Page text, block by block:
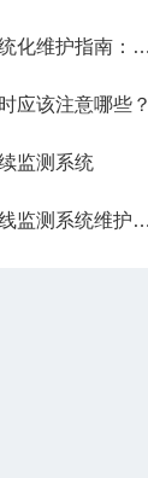
指南：日常保养解析
应该注意哪些？
监测系统
测系统维护方法